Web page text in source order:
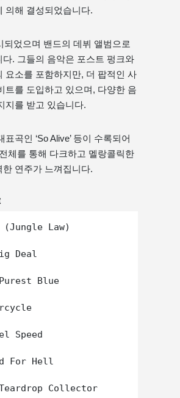
의해 결성되었습니다.
되었으며 밴드의 데뷔 앨범으로
다. 그들의 음악은 포스트 펑크와
요소를 포함하지만, 더 팝적인 사
트를 도입하고 있으며, 다양한 음
지를 받고 있습니다.
표곡인 ‘So Alive’ 등이 수록되어
체를 통해 다크하고 멜랑콜릭한
한 연주가 느껴집니다.
Law)
Deal
Blue
Speed
For Hell
Collector